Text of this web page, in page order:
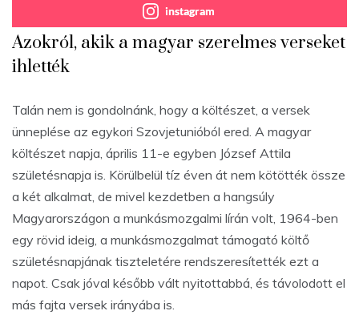
instagram
Azokról, akik a magyar szerelmes verseket
ihlették
Talán nem is gondolnánk, hogy a költészet, a versek
ünneplése az egykori Szovjetunióból ered. A magyar
költészet napja, április 11-e egyben József Attila
születésnapja is. Körülbelül tíz éven át nem kötötték össze
a két alkalmat, de mivel kezdetben a hangsúly
Magyarországon a munkásmozgalmi lírán volt, 1964-ben
egy rövid ideig, a munkásmozgalmat támogató költő
születésnapjának tiszteletére rendszeresítették ezt a
napot. Csak jóval később vált nyitottabbá, és távolodott el
más fajta versek irányába is.